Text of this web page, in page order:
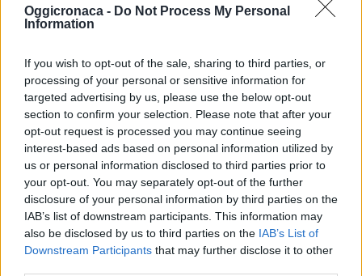
Oggicronaca - Do Not Process My Personal
Information
If you wish to opt-out of the sale, sharing to third parties, or
processing of your personal or sensitive information for
targeted advertising by us, please use the below opt-out
section to confirm your selection. Please note that after your
opt-out request is processed you may continue seeing
interest-based ads based on personal information utilized by
us or personal information disclosed to third parties prior to
your opt-out. You may separately opt-out of the further
disclosure of your personal information by third parties on the
IAB’s list of downstream participants. This information may
also be disclosed by us to third parties on the IAB’s List of
Downstream Participants that may further disclose it to other